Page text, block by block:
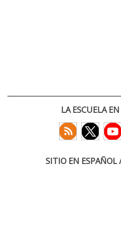
LA ESCUELA
SITIO EN ESPAÑOL